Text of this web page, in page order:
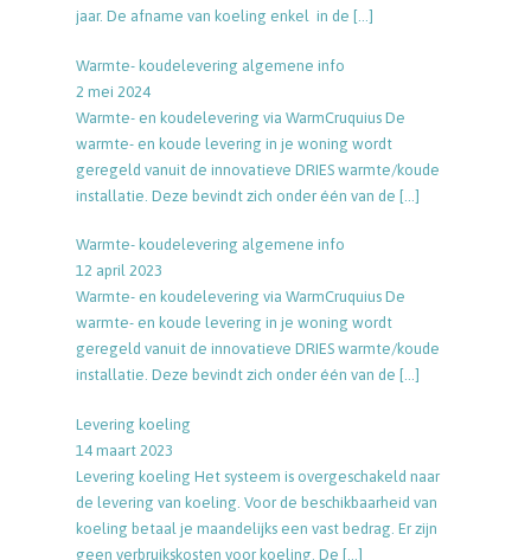
jaar. De afname van koeling enkel in de […]
Warmte- koudelevering algemene info
2 mei 2024
Warmte- en koudelevering via WarmCruquius De
warmte- en koude levering in je woning wordt
geregeld vanuit de innovatieve DRIES warmte/koude
installatie. Deze bevindt zich onder één van de […]
Warmte- koudelevering algemene info
12 april 2023
Warmte- en koudelevering via WarmCruquius De
warmte- en koude levering in je woning wordt
geregeld vanuit de innovatieve DRIES warmte/koude
installatie. Deze bevindt zich onder één van de […]
Levering koeling
14 maart 2023
Levering koeling Het systeem is overgeschakeld naar
de levering van koeling. Voor de beschikbaarheid van
koeling betaal je maandelijks een vast bedrag. Er zijn
geen verbruikskosten voor koeling. De […]